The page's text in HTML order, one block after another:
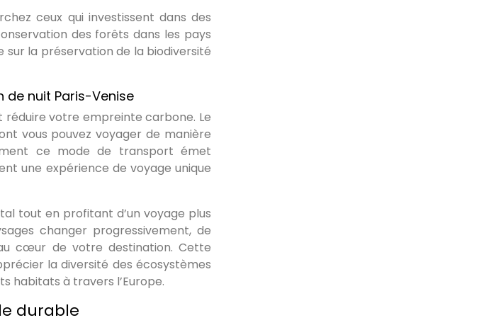
ceux qui investissent dans des
des forêts dans les pays
la préservation de la biodiversité
de nuit Paris-Venise
votre empreinte carbone. Le
vous pouvez voyager de manière
ce mode de transport émet
une expérience de voyage unique
tout en profitant d’un voyage plus
changer progressivement, de
cœur de votre destination. Cette
la diversité des écosystèmes
habitats à travers l’Europe.
durable